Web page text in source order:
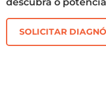
SOLICITAR